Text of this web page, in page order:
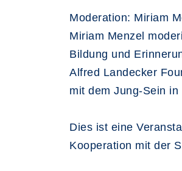
Moderation: Miriam
Miriam Menzel
Bildung und
Alfred Landecker
mit dem Jung-Sein
Dies ist eine
Kooperation mit der